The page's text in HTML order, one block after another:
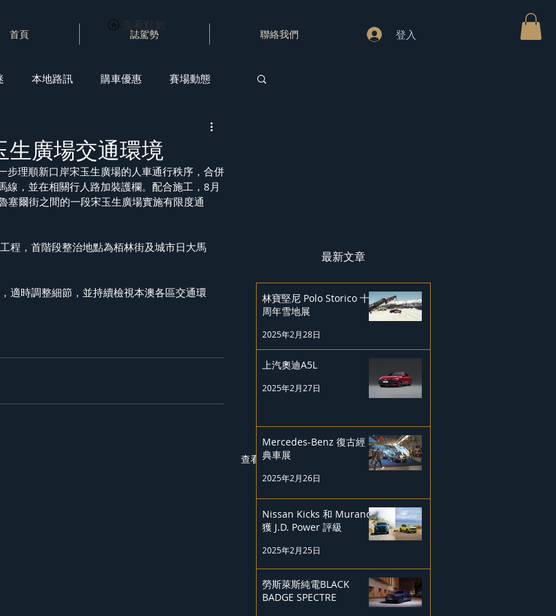
首頁 誌駕勢 聯絡我們 登入
查看點數
本地路訊 購車優惠 賽場動態
生廣場交通環境
步理順新口岸宋玉生廣場的人車通行秩序，合併
，並在相關行人路加裝護欄。配合施工，8月
塞爾街之間的一段宋玉生廣場實施有限度通
查看全部
最新文章
林寶堅尼 Polo Storico 十
周年雪地展
2025年2月28日
上汽奧迪A5L
2025年2月27日
Mercedes-Benz 復古經
典車展
2025年2月26日
Nissan Kicks 和 Murano
獲 J.D. Power 評級
2025年2月25日
勞斯萊斯純電BLACK
BADGE SPECTRE